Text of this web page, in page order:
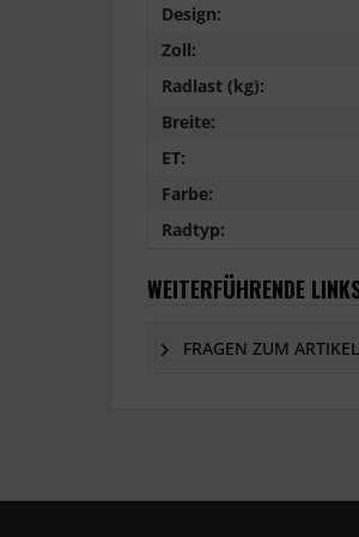
Design:
Zoll:
Radlast (kg):
Breite:
ET:
Farbe:
Radtyp:
WEITERFÜHRENDE
FRAGEN ZUM